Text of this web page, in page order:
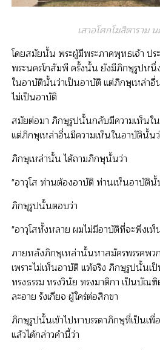
เสาอโศกโฆสิตาราม
โดยสมัยนั้น พระผู้มีพระภาคพุทธเจ้า ปร
พระนครโกสัมพี ครั้งนั้น ยังมีภิกษุรูปหนึ่
ในอาบัตินั้นว่าเป็นอาบัติ แต่ภิกษุเหล่า
ไม่เป็นอาบัติ
สมัยต่อมา ภิกษุรูปนั้นกลับมีความเห็นใ
แต่ภิกษุเหล่าอื่นมีความเห็นในอาบัตินั้น
ภิกษุเหล่านั้น ได้ถามภิกษุนั้นว่า
"อาวุโส ท่านต้องอาบัติ ท่านเห็นอาบัตินั้
ภิกษุรูปนั้นตอบว่า
"อาวุโสทั้งหลาย ผมไม่มีอาบัติที่จะพึงเห็
ภายหลังภิกษุเหล่านั้นหาสมัครพรรคพว
เพราะไม่เห็นอาบัติ แท้จริง ภิกษุรูปนั้นเ
ทรงธรรม ทรงวินัย ทรงมาติกา เป็นบั
ละอาย รังเกียจ ผู้ใคร่ต่อสิกขา
ภิกษุรูปนั้นเข้าไปหาบรรดาภิกษุที่เป็นเพื่
แล้วได้กล่าวคำนี้ว่า